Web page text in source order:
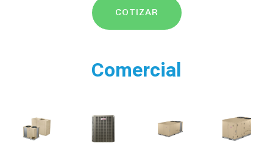
COTIZAR
Comercial